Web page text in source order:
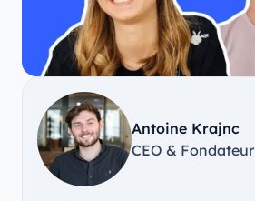
Antoine Krajnc
CEO & Fondateur